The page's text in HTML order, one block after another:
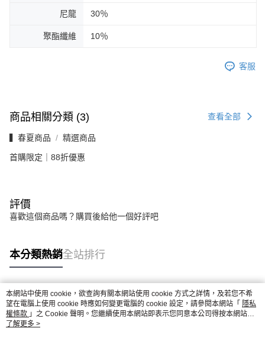
尼龍 30％
聚酯纖維 10％
客服
商品相關分類 (3) 查看全部
▍春夏商品 精選商品
首購限定｜88折優惠
評價
喜歡這個商品嗎？購買後給他一個好評吧
本分類熱銷全站排行
熱門標籤
本網站中使用 cookie，欲查詢有關本網站使用 cookie 方式之詳情，及若您不希
望在電腦上使用 cookie 時應如何變更電腦的 cookie 設定，請參閱本網站「 隱私
權條款 」之 Cookie 聲明。您繼續使用本網站即表示您同意本公司得按本網站使
用條款之 Cookie 聲明使用 cookie。
了解更多 >